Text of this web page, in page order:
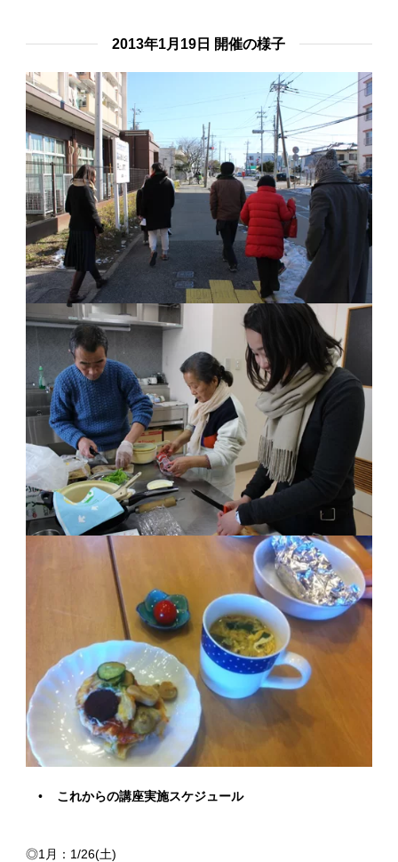
2013年1月19日 開催の様子
これからの講座実施スケジュール
◎1月：1/26(土)